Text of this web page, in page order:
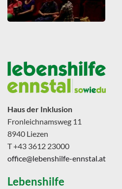
Haus der Inklusion
Fronleichnamsweg 11
8940 Liezen
T +43 3612 23000
office@lebenshilfe-ennstal.at
Lebenshilfe